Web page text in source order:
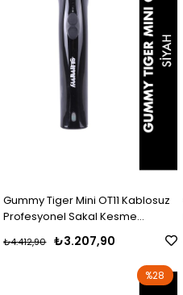
Gummy Tiger Mini OT11 Kablosuz
Profesyonel Sakal Kesme
Makinasi (Siyah)
₺3.207,90
₺4.412,90
%28